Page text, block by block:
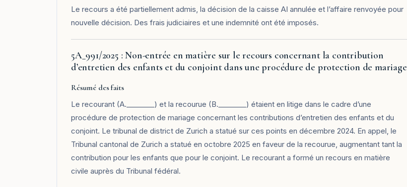
Le recours a été partiellement admis, la décision de la caisse AI annulée et l’affaire renvoyée pour
nouvelle décision. Des frais judiciaires et une indemnité ont été imposés.
5A_991/2025 : Non-entrée en matière sur le recours concernant la contribution
d’entretien des enfants et du conjoint dans une procédure de protection de mariage
Résumé des faits
Le recourant (A.________) et la recourue (B.________) étaient en litige dans le cadre d’une
procédure de protection de mariage concernant les contributions d’entretien des enfants et du
conjoint. Le tribunal de district de Zurich a statué sur ces points en décembre 2024. En appel, le
Tribunal cantonal de Zurich a statué en octobre 2025 en faveur de la recourue, augmentant tant la
contribution pour les enfants que pour le conjoint. Le recourant a formé un recours en matière
civile auprès du Tribunal fédéral.